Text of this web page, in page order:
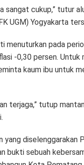
sangat cukup,” tutur
UGM) Yogyakarta
menuturkan pada
-0,30 persen. Untuk
kaum ibu untuk
terjaga,” tutup
yang diselenggarakan
bukti sebuah